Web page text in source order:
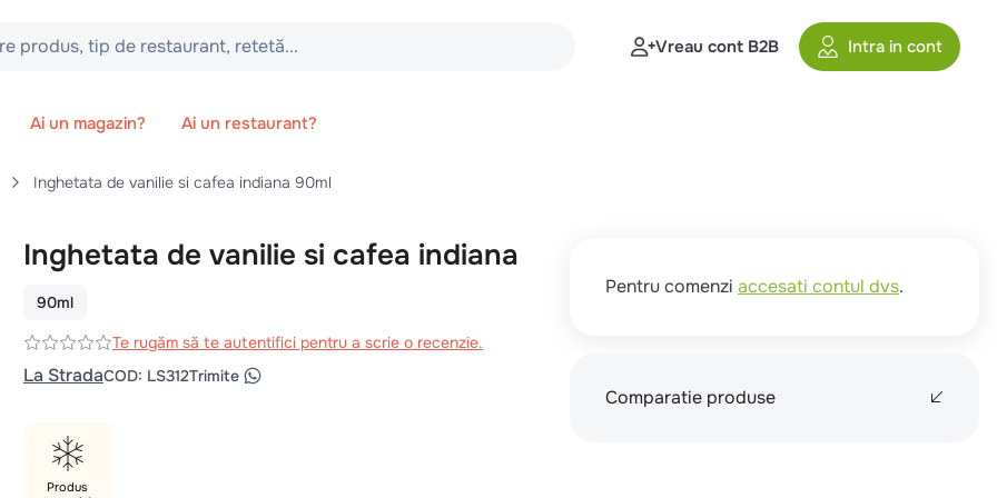
tip de restaurant, retetă...
Vreau cont B2B Intra in cont
Ai un magazin? Ai un restaurant?
Inghetata de vanilie si cafea indiana 90ml
Inghetata de vanilie si cafea indiana
90ml
Te rugăm să te autentifici pentru a scrie o recenzie.
La StradaCOD: LS312Trimite
Produs
Pentru comenzi accesati contul dvs.
Comparatie produse